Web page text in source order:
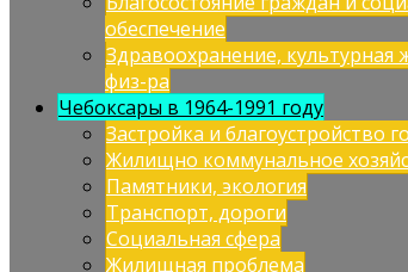
обеспечение
Здравоохранение, культурная
физ-ра
Чебоксары в 1964-1991 году
Застройка и благоустройство
Жилищно коммунальное
Памятники, экология
Транспорт, дороги
Социальная сфера
Жилищная проблема